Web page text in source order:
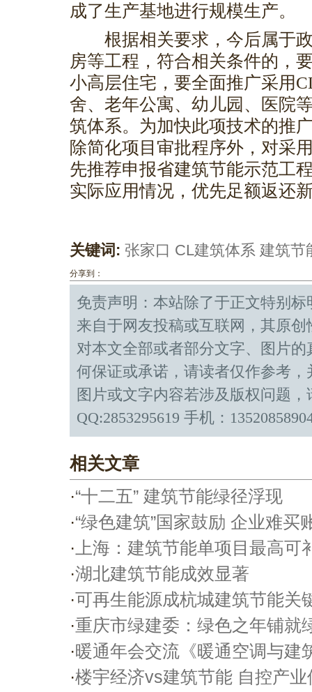
成了生产基地进行规模生产。
根据相关要求，今后属于政
房等工程，符合相关条件的，
小高层住宅，要全面推广采用
舍、老年公寓、幼儿园、医院
筑体系。为加快此项技术的推
除简化项目审批程序外，对采
先推荐申报省建筑节能示范工
实际应用情况，优先足额返还
关键词: 张家口 CL建筑体系 建筑节
分享到：
免责声明：本站除了于正文特别
来自于网友投稿或互联网，其原
对本文全部或者部分文字、图片
何保证或承诺，请读者仅作参考
图片或文字内容若涉及版权问题
QQ:2853295619 手机：
相关文章
·“十二五” 建筑节能绿径浮现
·“绿色建筑”国家鼓励 企业难买
· 上海：建筑节能单项目最高可
·湖北建筑节能成效显著
·可再生能源成杭城建筑节能关
·重庆市绿建委：绿色之年铺就
·暖通年会交流《暖通空调与建
·楼宇经济vs建筑节能 自控产业